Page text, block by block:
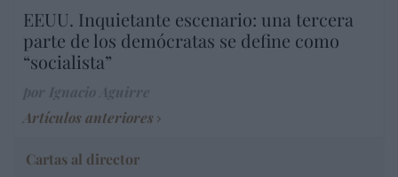
EEUU. Inquietante escenario: una tercera
parte de los demócratas se define como
“socialista”
Artículos anteriores
Cartas al director